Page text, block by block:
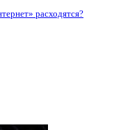
расходятся?